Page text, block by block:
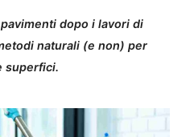
dopo i lavori di
naturali (e non) per
superfici.